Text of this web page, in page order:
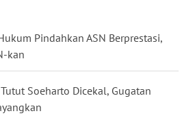
Pindahkan ASN Berprestasi,
kan
Soeharto Dicekal, Gugatan